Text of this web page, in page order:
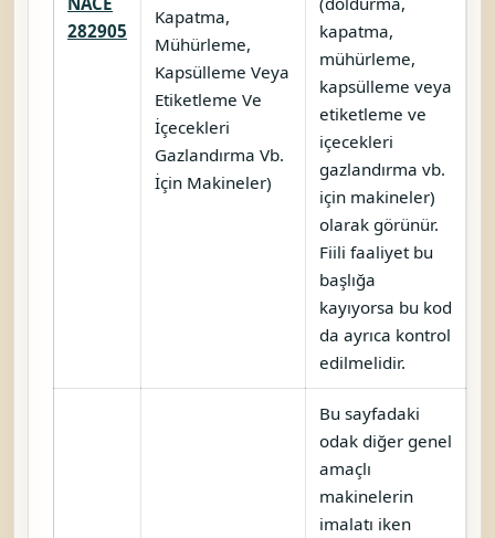
282905
Kapatma,
Mühürleme,
Kapsülleme Veya
Etiketleme Ve
İçecekleri
Gazlandırma Vb.
İçin Makineler)
kapatma,
mühürleme,
kapsülleme veya
etiketleme ve
içecekleri
gazlandırma vb.
için makineler)
olarak görünür.
Fiili faaliyet bu
başlığa
kayıyorsa bu kod
da ayrıca kontrol
edilmelidir.
Bu sayfadaki
odak diğer genel
amaçlı
makinelerin
imalatı iken